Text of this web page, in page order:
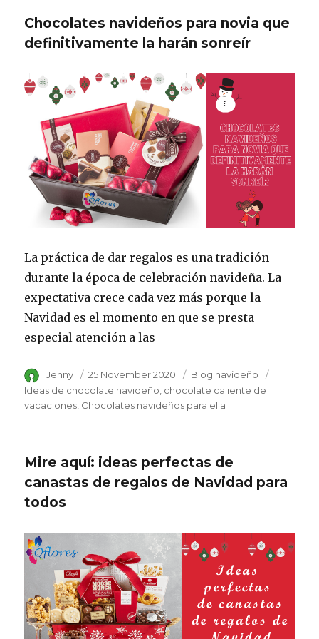
Chocolates navideños para novia que
definitivamente la harán sonreír
La práctica de dar regalos es una tradición
durante la época de celebración navideña. La
expectativa crece cada vez más porque la
Navidad es el momento en que se presta
especial atención a las
Author
Jenny
Posted
on
25 November 2020 Category
Blog navideño
Ideas de chocolate navideño chocolate caliente de
vacaciones Chocolates navideños para ella
Mire aquí: ideas perfectas de
canastas de regalos de Navidad para
todos